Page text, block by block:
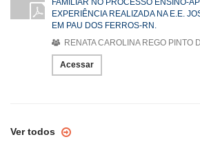
FAMILIAR NO PROCESSO ENSINO-
EXPERIÊNCIA REALIZADA NA E.E.
EM PAU DOS FERROS-RN.
RENATA CAROLINA REGO PINTO
Acessar
Ver todos